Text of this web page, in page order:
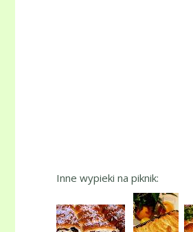
Inne wypieki na piknik: